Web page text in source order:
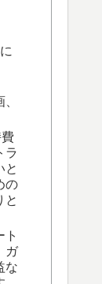
ラ
と
の
と
ト
ガ
な